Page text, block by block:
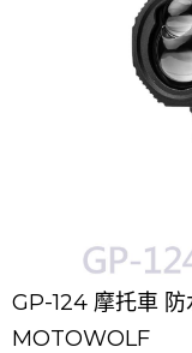
GP-124 摩托車
MOTOWOLF